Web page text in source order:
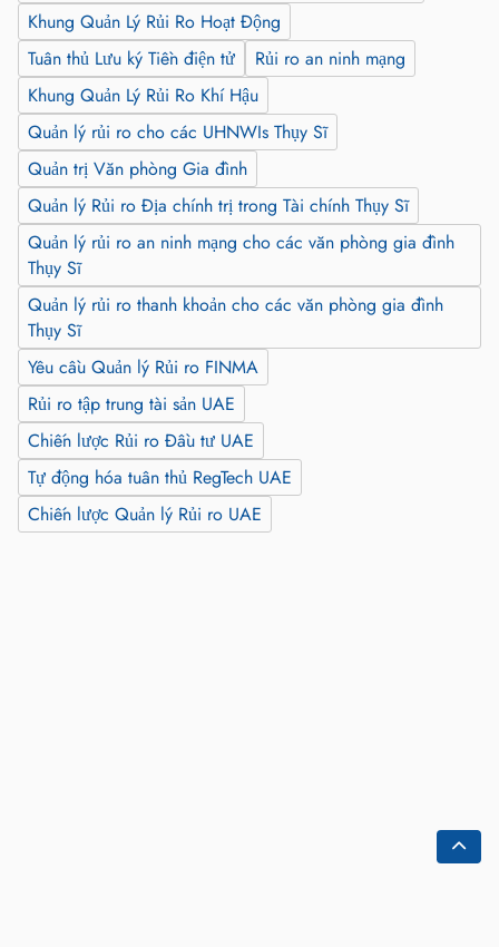
Khung Quản Lý Rủi Ro Hoạt Động
Tuân thủ Lưu ký Tiền điện tử
Rủi ro an ninh mạng
Khung Quản Lý Rủi Ro Khí Hậu
Quản lý rủi ro cho các UHNWIs Thụy Sĩ
Quản trị Văn phòng Gia đình
Quản lý Rủi ro Địa chính trị trong Tài chính Thụy Sĩ
Quản lý rủi ro an ninh mạng cho các văn phòng gia đình
Thụy Sĩ
Quản lý rủi ro thanh khoản cho các văn phòng gia đình
Thụy Sĩ
Yêu cầu Quản lý Rủi ro FINMA
Rủi ro tập trung tài sản UAE
Chiến lược Rủi ro Đầu tư UAE
Tự động hóa tuân thủ RegTech UAE
Chiến lược Quản lý Rủi ro UAE